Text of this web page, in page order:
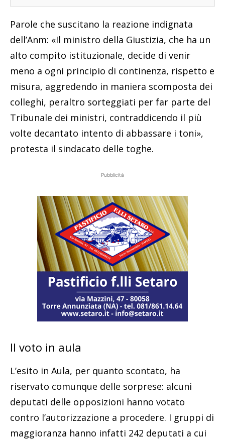
Parole che suscitano la reazione indignata
dell’Anm: «Il ministro della Giustizia, che ha un
alto compito istituzionale, decide di venir
meno a ogni principio di continenza, rispetto e
misura, aggredendo in maniera scomposta dei
colleghi, peraltro sorteggiati per far parte del
Tribunale dei ministri, contraddicendo il più
volte decantato intento di abbassare i toni»,
protesta il sindacato delle toghe.
Pubblicità
Il voto in aula
L’esito in Aula, per quanto scontato, ha
riservato comunque delle sorprese: alcuni
deputati delle opposizioni hanno votato
contro l’autorizzazione a procedere. I gruppi di
maggioranza hanno infatti 242 deputati a cui